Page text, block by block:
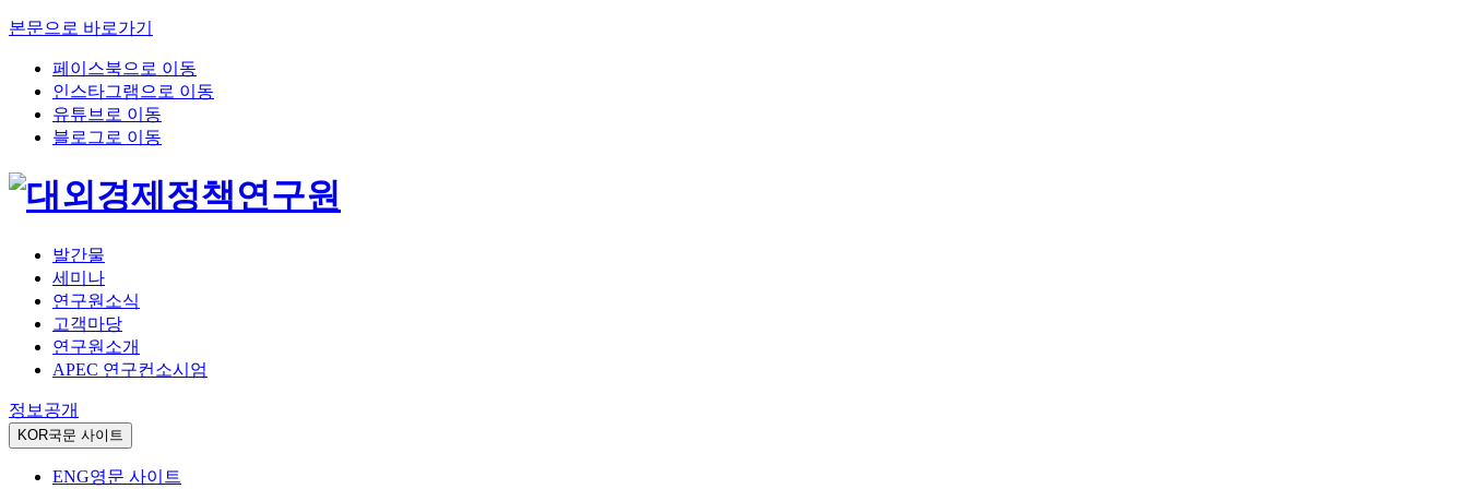
본문으로 바로가기
페이스북으로 이동
인스타그램으로 이동
유튜브로 이동
블로그로 이동
발간물
세미나
연구원소식
고객마당
연구원소개
APEC 연구컨소시엄
정보공개
KOR국문 사이트
ENG영문 사이트